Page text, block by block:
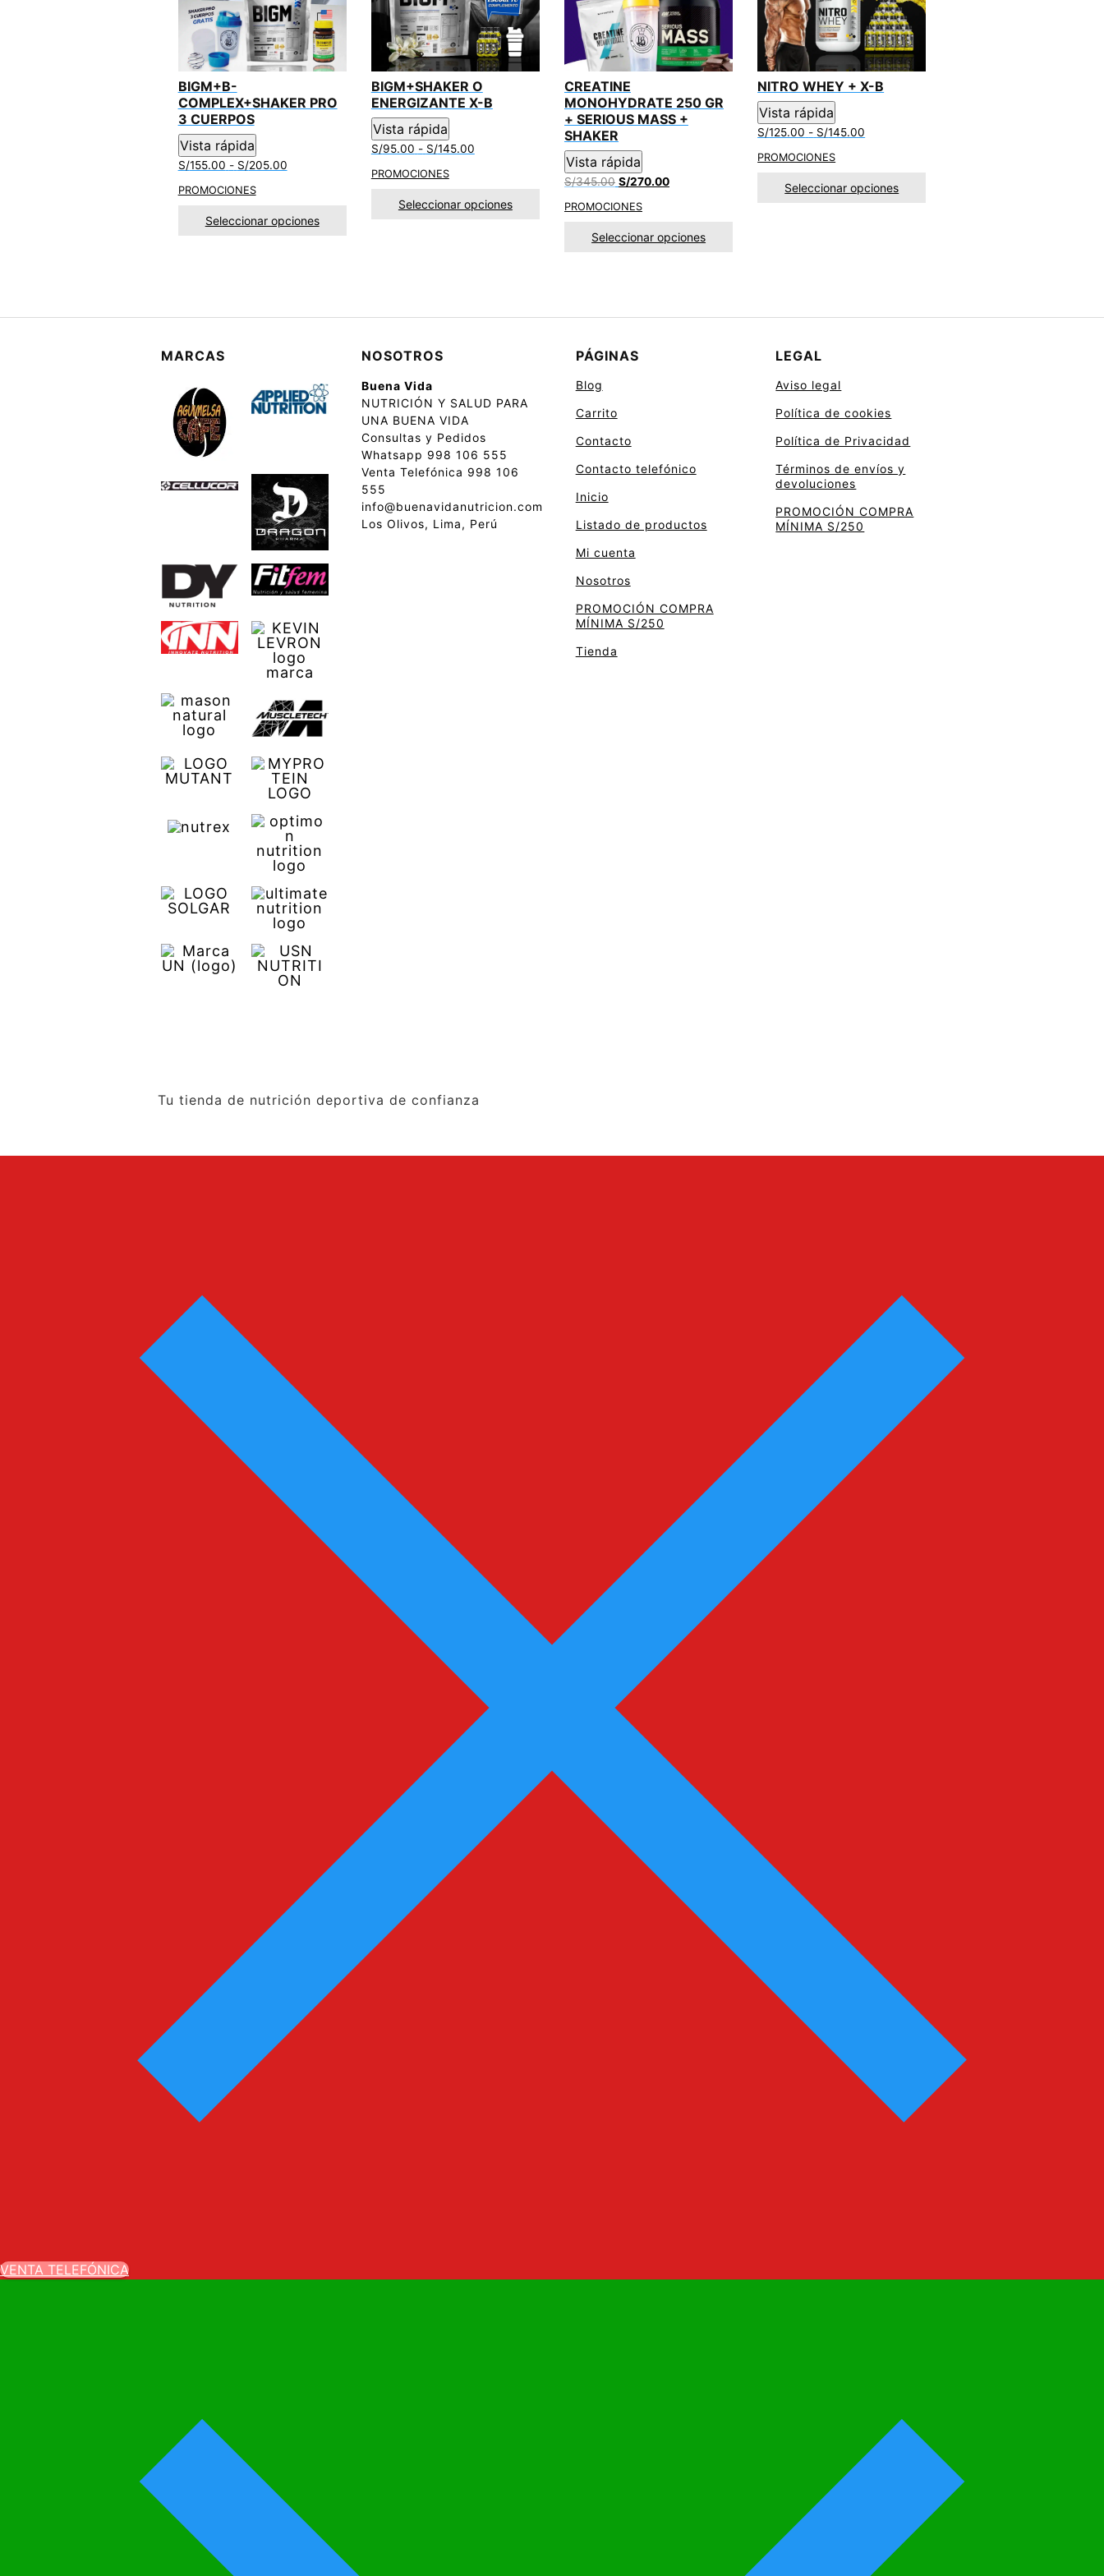
k
p
BIGM+B-
COMPLEX+SHAKER PRO
3 CUERPOS
Vista rápida
S/155.00 - S/205.00Rango
desde
S/155.00
PROMOCIONES
Seleccionar opciones
BIGM+SHAKER O
ENERGIZANTE X-B
Vista rápida
S/95.00 - S/145.00Rango
desde
S/95.00
PROMOCIONES
Seleccionar opciones
CREATINE
MONOHYDRATE 250 GR
+ SERIOUS MASS +
SHAKER
Vista rápida
S/345.00 El
original
era:
S/345.00.
S/270.00El
es:
S/270.00.
PROMOCIONES
Seleccionar opciones
NITRO WHEY + X-B
Vista rápida
S/125.00 - S/145.00
desde
S/125.00
PROMOCIONES
Seleccionar opciones
MARCAS NOSOTROS
Buena Vida
NUTRICIÓN Y SALUD PARA
UNA BUENA VIDA
Consultas y Pedidos
Whatsapp 998 106 555
Venta Telefónica 998 106
555
info@buenavidanutricion.com
Los Olivos, Lima, Perú
PÁGINAS
Blog
Carrito
Contacto
Contacto telefónico
Inicio
Listado de productos
Mi cuenta
Nosotros
PROMOCIÓN COMPRA
MÍNIMA S/250
Tienda
LEGAL
Aviso legal
Política de cookies
Política de Privacidad
Términos de envíos y
devoluciones
PROMOCIÓN COMPRA
MÍNIMA S/250
Tu tienda de nutrición deportiva de confianza
VENTA TELEFÓNICA